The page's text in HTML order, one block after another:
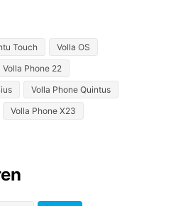
Touch
Volla OS
Volla Phone 22
Volla Phone Quintus
Volla Phone X23